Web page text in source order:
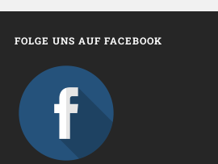
FOLGE UNS AUF FACEBOOK